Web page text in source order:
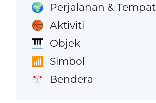
🌍 Perjalanan & Tempat
🏀 Aktiviti
🎹 Objek
📶 Simbol
🎌 Bendera